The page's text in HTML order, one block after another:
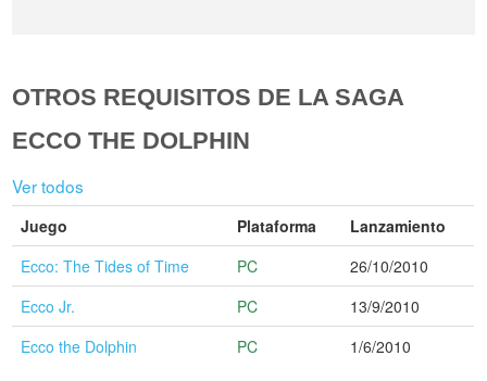
OTROS REQUISITOS DE LA SAGA
ECCO THE DOLPHIN
Ver todos
Juego Plataforma
Lanzamiento
Ecco: The Tides of Time
PC
26/10/2010
Ecco Jr.
PC
13/9/2010
Ecco the Dolphin
PC 1/6/2010